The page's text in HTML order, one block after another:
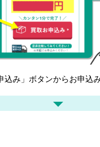
み」ボタンからお申込